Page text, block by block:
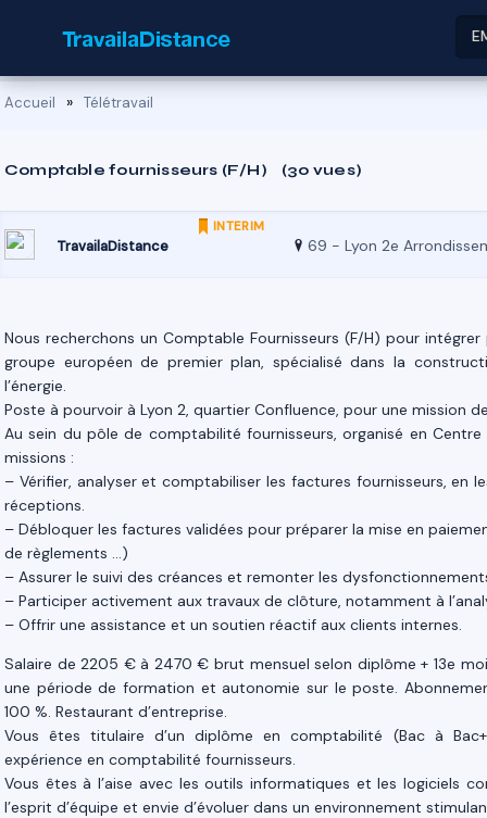
Accueil » Télétravail
Comptable fournisseurs (F/H) (30 vues)
TravailaDistance
INTERIM
Nous recherchons un Comptable Fournisseurs (F/H) pour
groupe européen de premier plan, spécialisé dans la
l’énergie.
Poste à pourvoir à Lyon 2, quartier Confluence, pour une mission
Au sein du pôle de comptabilité fournisseurs, organisé en
missions :
– Vérifier, analyser et comptabiliser les factures fournisseurs, en
réceptions.
– Débloquer les factures validées pour préparer la mise en
de règlements …)
– Assurer le suivi des créances et remonter les
– Participer activement aux travaux de clôture, notamment à
– Offrir une assistance et un soutien réactif aux clients internes.
Salaire de 2205 € à 2470 € brut mensuel selon diplôme + 13e
une période de formation et autonomie sur le poste.
100 %. Restaurant d’entreprise.
Vous êtes titulaire d’un diplôme en comptabilité (Bac à
expérience en comptabilité fournisseurs.
Vous êtes à l’aise avec les outils informatiques et les logiciels
l’esprit d’équipe et envie d’évoluer dans un environnement